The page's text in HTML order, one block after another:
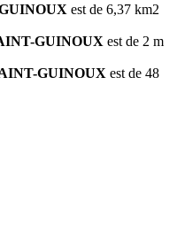
est de 6,37 km2
GUINOUX est de 2 m
GUINOUX est de 48